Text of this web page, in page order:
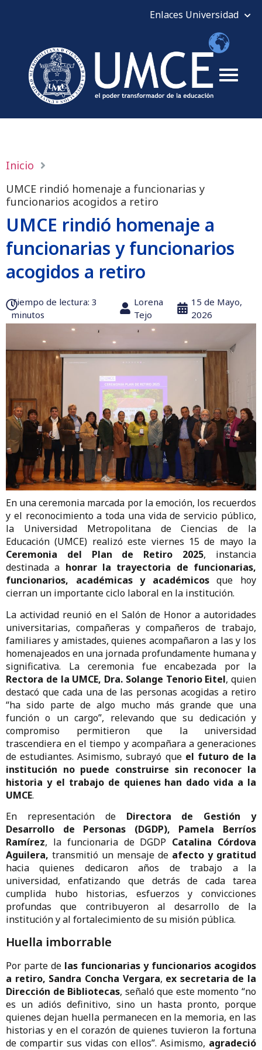
Inicio
UMCE rindió homenaje a funcionarias y
funcionarios acogidos a retiro
UMCE rindió homenaje a
funcionarias y funcionarios
acogidos a retiro
Tiempo de lectura:‎ 3
minutos
Lorena
Tejo
15 de Mayo,
2026
En una ceremonia marcada por la emoción, los recuerdos
y el reconocimiento a toda una vida de servicio público,
la Universidad Metropolitana de Ciencias de la
Educación (UMCE) realizó este viernes 15 de mayo la
Ceremonia del Plan de Retiro 2025, instancia
destinada a honrar la trayectoria de funcionarias,
funcionarios, académicas y académicosque hoy
cierran un importante ciclo laboral en la institución.
La actividad reunió en el Salón de Honor a autoridades
universitarias, compañeras y compañeros de trabajo,
familiares y amistades, quienes acompañaron a las y los
homenajeados en una jornada profundamente humana y
significativa. La ceremonia fue encabezada por la
Rectora de la UMCE, Dra. Solange Tenorio Eitel, quien
destacó que cada una de las personas acogidas a retiro
“ha sido parte de algo mucho más grande que una
función o un cargo”, relevando que su dedicación y
compromiso permitieron que la universidad
trascendiera en el tiempo y acompañara a generaciones
de estudiantes. Asimismo, subrayó que el futuro de la
institución no puede construirse sin reconocer la
historia y el trabajo de quienes han dado vida a la
UMCE.
En representación de Directora de Gestión y
Desarrollo de Personas (DGDP), Pamela Berríos
Ramírez, la funcionaria de DGDP Catalina Córdova
Aguilera, transmitió un mensaje de afecto y gratitud
hacia quienes dedicaron años de trabajo a la
universidad, enfatizando que detrás de cada tarea
cumplida hubo historias, esfuerzos y convicciones
profundas que contribuyeron al desarrollo de la
institución y al fortalecimiento de su misión pública.
Huella imborrable
Por parte de las funcionarias y funcionarios acogidos
a retiro, Sandra Concha Vergara, ex secretaria de la
Dirección de Bibliotecas, señaló que este momento “no
es un adiós definitivo, sino un hasta pronto, porque
quienes dejan huella permanecen en la memoria, en las
historias y en el corazón de quienes tuvieron la fortuna
de compartir sus vidas con ellos”. Asimismo, agradeció